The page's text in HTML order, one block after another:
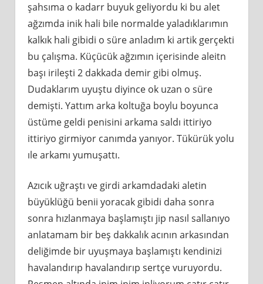
şahsıma o kadarr buyuk geliyordu ki bu alet
ağzımda inik hali bile normalde yaladıklarımın
kalkık hali gibidi o süre anladım ki artik gerçekti
bu çalışma. Küçücük ağzımın içerisinde aleitn
başı irileşti 2 dakkada demir gibi olmuş.
Dudaklarım uyuştu diyince ok uzan o süre
demişti. Yattım arka koltuğa boylu boyunca
üstüme geldi penisini arkama saldı ittiriyo
ittiriyo girmiyor canımda yanıyor. Tükürük yolu
ıle arkamı yumuşattı.
Azıcık uğraştı ve girdi arkamdadaki aletin
büyüklüğü benii yoracak gibidi daha sonra
sonra hızlanmaya başlamıştı jip nasıl sallanıyo
anlatamam bir beş dakkalık acının arkasından
deliğimde bir uyuşmaya başlamıştı kendinizi
havalandırıp havalandırıp sertçe vuruyordu.